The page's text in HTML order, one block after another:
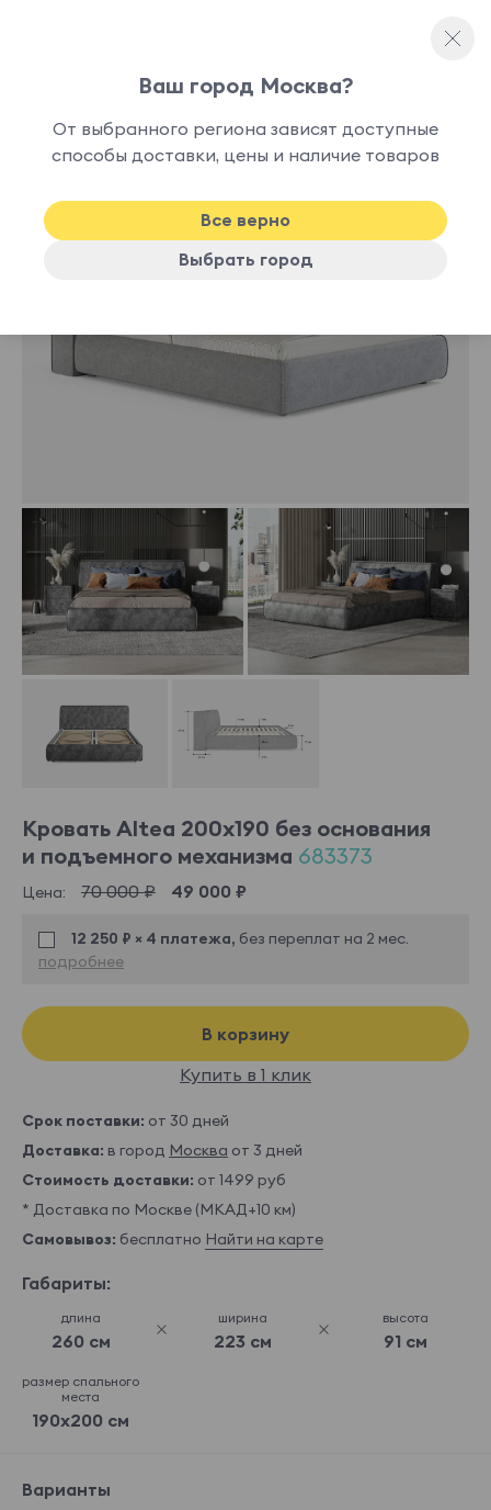
-30%
Кровать Altea 200x190 без основания
и подъемного механизма 683373
Цена: 70 000 ₽ 49 000 ₽
12 250 ₽ × 4 платежа, без переплат на 2 мес.
подробнее
В корзину
Купить в 1 клик
Срок поставки: от 30 дней
Доставка: в город Москва от 3 дней
Стоимость доставки: от 1499 руб
* Доставка по Москве (МКАД+10 км)
Самовывоз: бесплатно Найти на карте
Габариты:
длина
260 см
ширина
223 см
высота
91 см
размер спального
места
190x200 см
Варианты
Ваш город Москва?
От выбранного региона зависят доступные
способы доставки, цены и наличие товаров
Все верно
Выбрать город